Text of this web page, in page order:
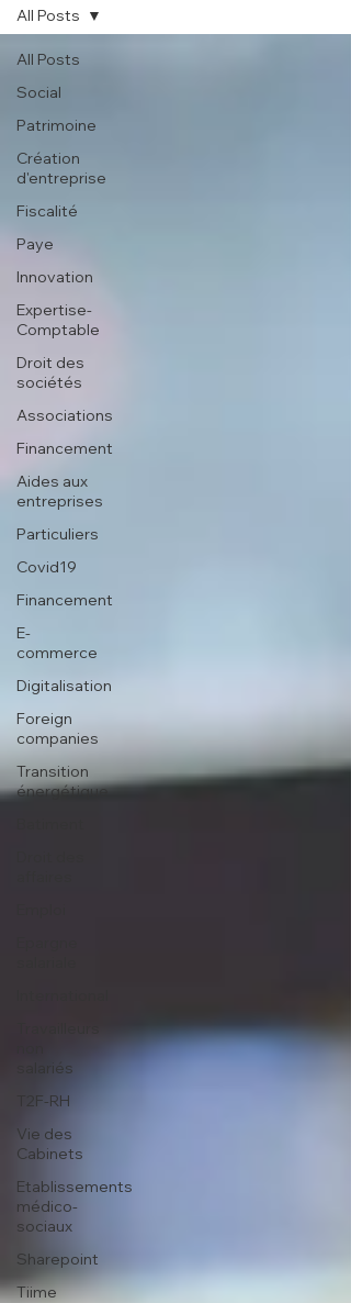
All Posts
Social
Patrimoine
Création
d'entreprise
Fiscalité
Paye
Innovation
Expertise-
Comptable
Droit des
sociétés
Associations
Financement
Aides aux
entreprises
Particuliers
Covid19
Financement
E-
commerce
Digitalisation
Foreign
companies
Transition
énergétique
salariés
T2F-RH
Vie des
Cabinets
Etablissements
médico-
sociaux
Sharepoint
Tiime
All Posts